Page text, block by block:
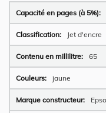
Plus
d’information
Jet d'encre
65
jaune